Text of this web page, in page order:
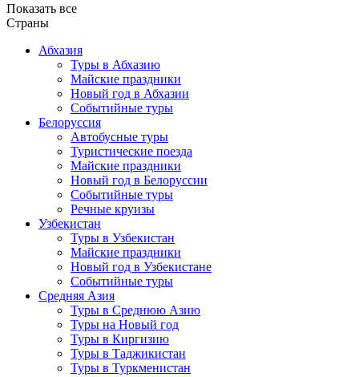
Показать все
Страны
Абхазия
Туры в Абхазию
Майские праздники
Новый год в Абхазии
Событийные туры
Белоруссия
Автобусные туры
Туристические поезда
Майские праздники
Новый год в Белоруссии
Событийные туры
Речные круизы
Узбекистан
Туры в Узбекистан
Майские праздники
Новый год в Узбекистане
Событийные туры
Средняя Азия
Туры в Среднюю Азию
Туры на Новый год
Туры в Киргизию
Туры в Таджикистан
Туры в Туркменистан